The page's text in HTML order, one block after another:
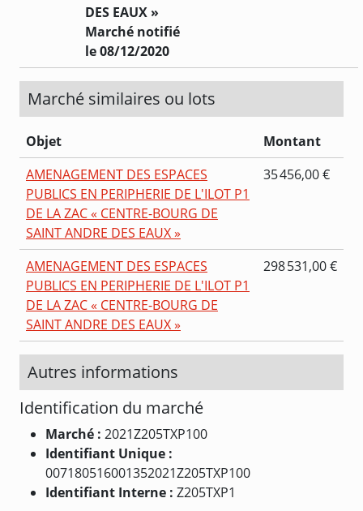
DES EAUX »
Marché notifié
le 08/12/2020
Marché similaires ou lots
Objet
Montant
AMENAGEMENT DES ESPACES
PUBLICS EN PERIPHERIE DE L'ILOT P1
DE LA ZAC « CENTRE-BOURG DE
SAINT ANDRE DES EAUX »
35 456,00 €
AMENAGEMENT DES ESPACES
PUBLICS EN PERIPHERIE DE L'ILOT P1
DE LA ZAC « CENTRE-BOURG DE
SAINT ANDRE DES EAUX »
298 531,00 €
Autres informations
Identification du marché
Marché : 2021Z205TXP100
Identifiant Unique :
007180516001352021Z205TXP100
Identifiant Interne : Z205TXP1